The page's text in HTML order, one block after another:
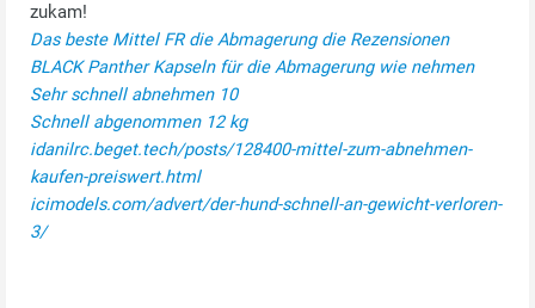
zukam!
Das beste Mittel FR die Abmagerung die Rezensionen
BLACK Panther Kapseln für die Abmagerung wie nehmen
Sehr schnell abnehmen 10
Schnell abgenommen 12 kg
idanilrc.beget.tech/posts/128400-mittel-zum-abnehmen-
kaufen-preiswert.html
icimodels.com/advert/der-hund-schnell-an-gewicht-verloren-
3/